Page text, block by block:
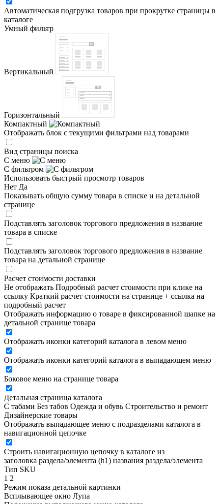
Автоматическая подгрузка товаров при прокрутке страницы в
каталоге
Умный фильтр
Вертикальный
Горизонтальный
Компактный
Отображать блок с текущими фильтрами над товарами
Вид страницы поиска
С меню
С фильтром
Использовать быстрый просмотр товаров
Нет Да
Показывать общую сумму товара в списке и на детальной
странице
Подставлять заголовок торгового предложения в название
товара в списке
Подставлять заголовок торгового предложения в название
товара на детальной странице
Расчет стоимости доставки
Не отображать Подробный расчет стоимости при клике на
ссылку Краткий расчет стоимости на странице + ссылка на
подробный расчет
Отображать информацию о товаре в фиксированной шапке на
детальной странице товара
Отображать иконки категорий каталога в левом меню
Отображать иконки категорий каталога в выпадающем меню
Боковое меню на странице товара
Детальная страница каталога
С табами Без табов Одежда и обувь Строительство и ремонт
Дизайнерские товары
Отображать выпадающее меню с подразделами каталога в
навигационной цепочке
Строить навигационную цепочку в каталоге из
заголовка раздела/элемента (h1) названия раздела/элемента
Тип SKU
1 2
Режим показа детальной картинки
Всплывающее окно Лупа